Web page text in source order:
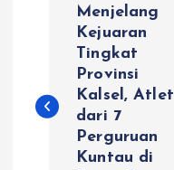
v
Menjelang
Kejuaran
Tingkat
Provinsi
Kalsel, Atlet
dari 7
Perguruan
Kuntau di